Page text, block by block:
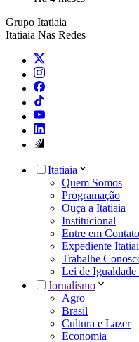
Grupo Itatiaia
Itatiaia Nas Redes
Itatiaia
Quem Somos
Programação
Ouça a Itatiaia
Institucional
Entre em Contato
Expediente
Trabalhe
Lei de Igualdade
Jornalismo
Agro
Brasil
Cultura e Lazer
Economia